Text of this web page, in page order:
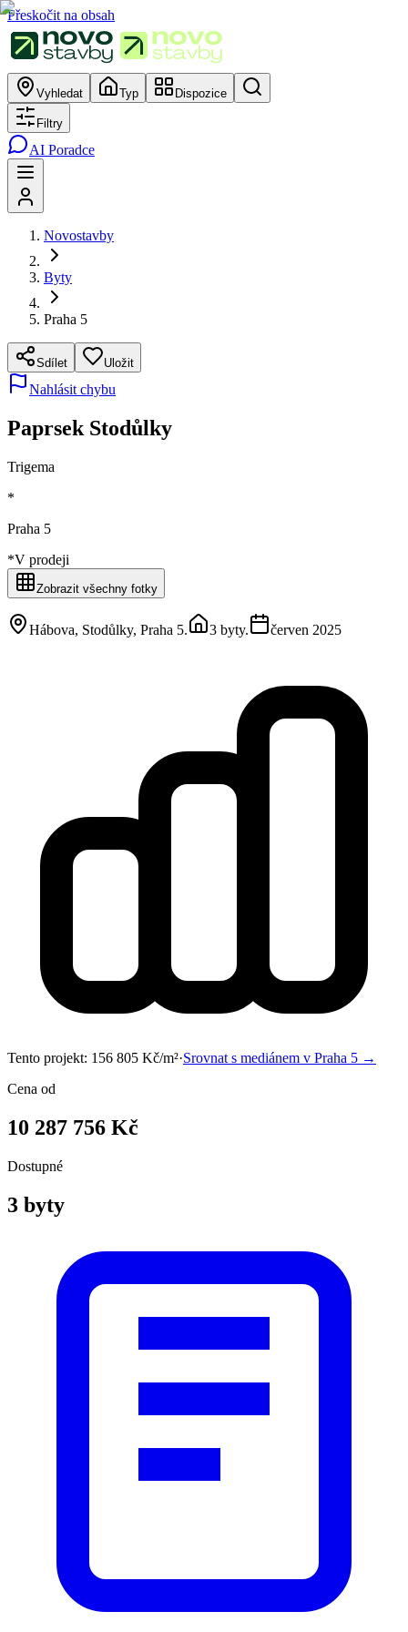
Přeskočit na obsah
Vyhledat Typ Dispozice
Filtry
AI Poradce
Novostavby
Byty
Praha 5
Sdílet Uložit
Nahlásit chybu
Paprsek Stodůlky
Trigema
*
Praha 5
*V prodeji
Zobrazit všechny fotky
Hábova, Stodůlky, Praha 5. 3 byty. červen 2025
Tento projekt: 156 805 Kč/m²·Srovnat s mediánem v Praha 5 →
Cena od
10 287 756 Kč
Dostupné
3 byty